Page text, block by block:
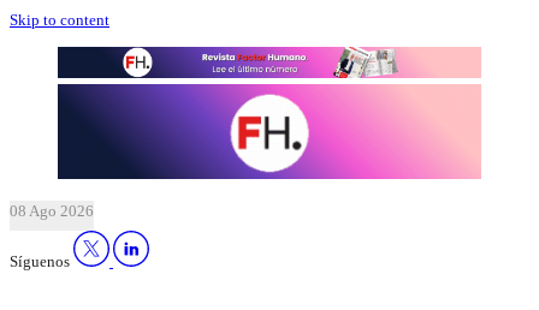
Skip to content
08 Ago 2026
Síguenos